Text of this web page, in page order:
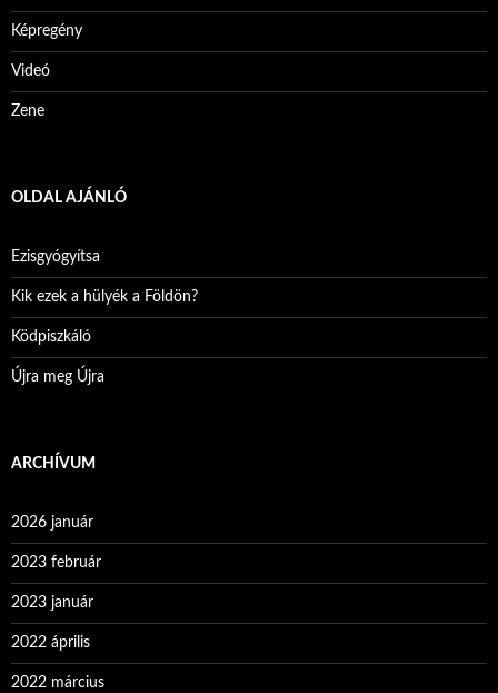
Képregény
Videó
Zene
OLDAL AJÁNLÓ
Ezisgyógyítsa
Kik ezek a hülyék a Földön?
Ködpiszkáló
Újra meg Újra
ARCHÍVUM
2026 január
2023 február
2023 január
2022 április
2022 március